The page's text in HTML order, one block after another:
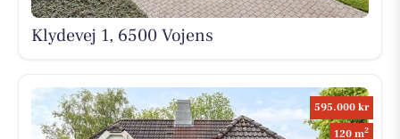
Klydevej 1, 6500 Vojens
595.000 kr
120 m2